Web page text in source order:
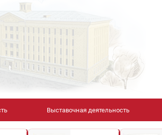
Выставочная деятельность